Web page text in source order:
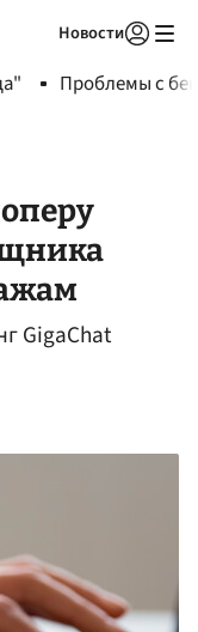
Новости
Проблемы с
GigaChat